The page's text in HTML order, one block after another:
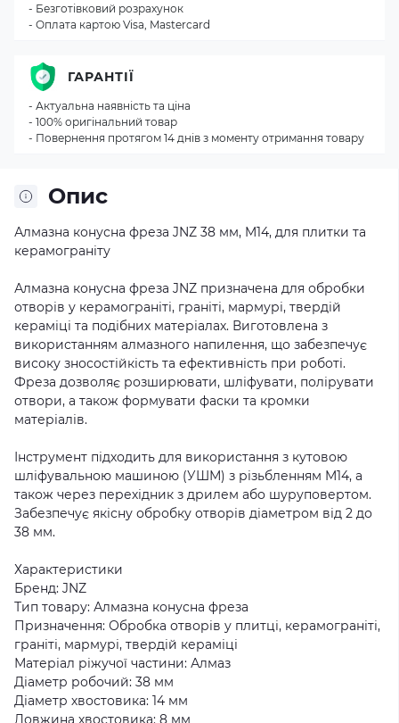
Опис
Алмазна конусна фреза JNZ 38 мм, M14, для плитки та
керамограніту
Алмазна конусна фреза JNZ призначена для обробки
отворів у керамограніті, граніті, мармурі, твердій
кераміці та подібних матеріалах. Виготовлена з
використанням алмазного напилення, що забезпечує
високу зносостійкість та ефективність при роботі.
Фреза дозволяє розширювати, шліфувати, полірувати
отвори, а також формувати фаски та кромки
матеріалів.
Інструмент підходить для використання з кутовою
шліфувальною машиною (УШМ) з різьбленням M14, а
також через перехідник з дрилем або шуруповертом.
Забезпечує якісну обробку отворів діаметром від 2 до
38 мм.
Характеристики
Бренд: JNZ
Тип товару: Алмазна конусна фреза
Призначення: Обробка отворів у плитці, керамограніті,
граніті, мармурі, твердій кераміці
Матеріал ріжучої частини: Алмаз
Діаметр робочий: 38 мм
Діаметр хвостовика: 14 мм
Довжина хвостовика: 8 мм
- Безготівковий розрахунок
- Оплата картою Visa, Mastercard
ГАРАНТІЇ
- Актуальна наявність та ціна
- 100% оригінальний товар
- Повернення протягом 14 днів з моменту отримання товару